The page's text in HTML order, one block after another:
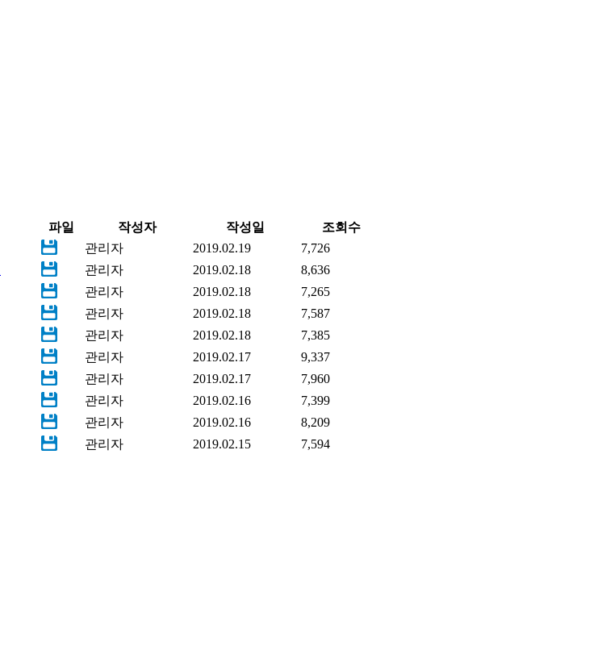
파일 작성자 작성일
조회수
관리자 2019.02.19
7,726
관리자 2019.02.18
8,636
관리자 2019.02.18
7,265
관리자 2019.02.18
7,587
관리자 2019.02.18
7,385
관리자 2019.02.17
9,337
관리자 2019.02.17
7,960
관리자 2019.02.16
7,399
관리자 2019.02.16
8,209
관리자 2019.02.15 7,594